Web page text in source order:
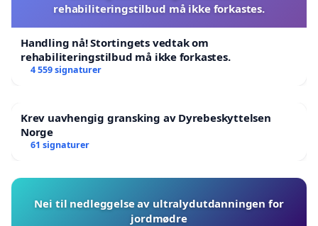
rehabiliteringstilbud må ikke forkastes.
Handling nå! Stortingets vedtak om
rehabiliteringstilbud må ikke forkastes.
4 559 signaturer
Krev uavhengig gransking av Dyrebeskyttelsen
Norge
61 signaturer
Nei til nedleggelse av ultralydutdanningen for
jordmødre